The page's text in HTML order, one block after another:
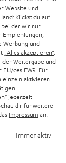
Website und
Klickst du auf
bei der wir nur
Werbung und
„Alles akzeptieren“.
der Weitergabe und
des EWR. Für
einzeln aktivieren
jederzeit
dir für weitere
Impressum an.
Immer aktiv